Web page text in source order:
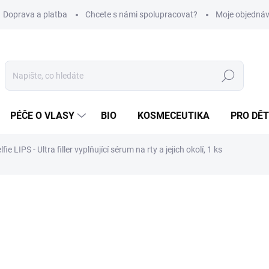
Doprava a platba Chcete s námi spolupracovat? Moje
Hledat
PÉČE O VLASY BIO KOSMECEUTIKA PRO
LIPS - Ultra filler vyplňující sérum na rty a jejich okolí, 1 ks